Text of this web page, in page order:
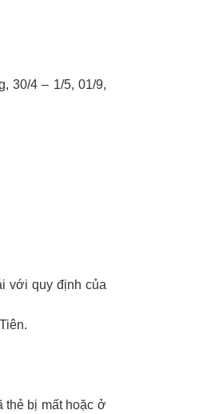
30/4 – 1/5, 01/9,
với quy định của
thẻ bị mất hoặc ở